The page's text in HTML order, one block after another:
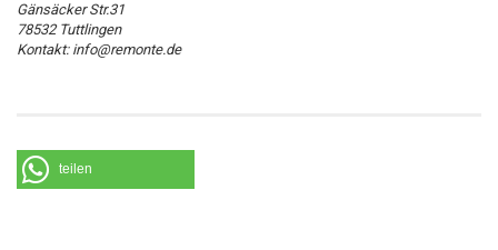
Gänsäcker Str.31
78532 Tuttlingen
Kontakt: info@remonte.de
teilen